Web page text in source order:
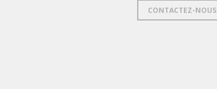
CONTACTEZ-NOUS